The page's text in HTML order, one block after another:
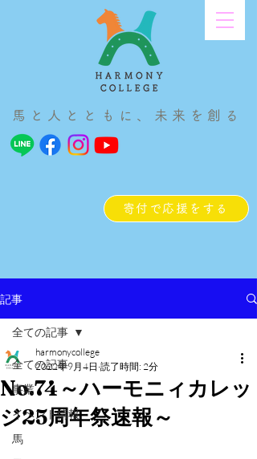
寄付で応援をする
馬と人とともに、未来を創る
記事
全ての記事
事業
イベント情報
馬
全ての記事
No.74～ハーモニィカレッ
ジ25周年祭速報～
harmonycollege
2022年9月4日 読了時間: 2分